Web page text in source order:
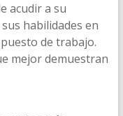
acudir a su
habilidades en
de trabajo.
mejor demuestran